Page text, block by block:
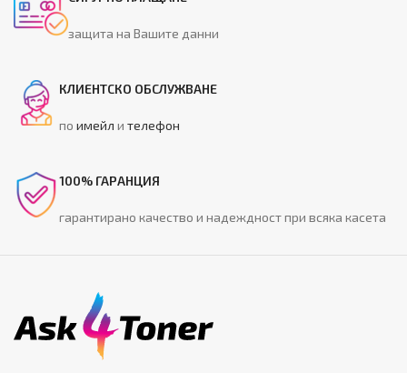
защита на Вашите данни
КЛИЕНТСКО ОБСЛУЖВАНЕ
поимейл ителефон
100% ГАРАНЦИЯ
гарантирано качество и надеждност при всяка касета